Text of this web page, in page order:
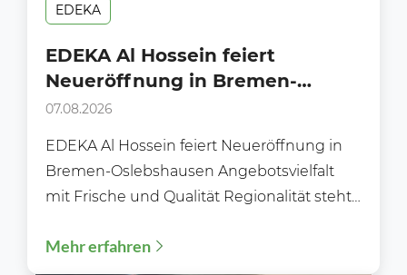
EDEKA
EDEKA Al Hossein feiert
Neueröffnung in Bremen-
Oslebshausen
07.08.2026
EDEKA Al Hossein feiert Neueröffnung in
Bremen-Oslebshausen Angebotsvielfalt
mit Frische und Qualität Regionalität steht
Flexibles und bequemes Einkaufen...
Mehr erfahren